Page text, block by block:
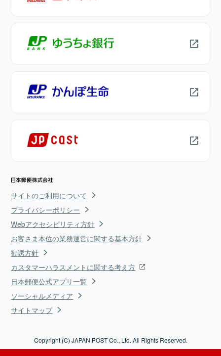
サイトのご利用について
プライバシーポリシー
Webアクセシビリティ方針
お客さま本位の業務運営に関する基本方針
勧誘方針
カスタマーハラスメントに関する考え方
日本郵便公式アプリ一覧
ソーシャルメディア
サイトマップ
Copyright (C) JAPAN POST Co., Ltd. All Rights Reserved.